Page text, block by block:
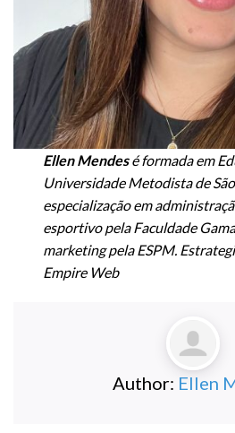
Ellen Mendesé formada em
Universidade Metodista de
especialização em
esportivo pela Faculdade
marketing pela ESPM.
Empire Web
Author: Ellen